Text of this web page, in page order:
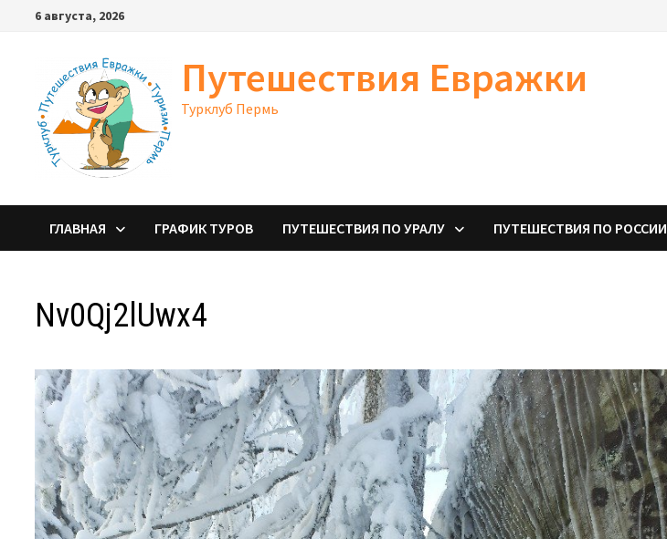
Перейти
содержимому
6 августа, 2026
Путешествия Евражки
Турклуб Пермь
ГЛАВНАЯ ГРАФИК ТУРОВ ПУТЕШЕСТВИЯ ПО УРАЛУ ПУТЕШЕСТВИЯ ПО РОССИИ
Nv0Qj2lUwx4